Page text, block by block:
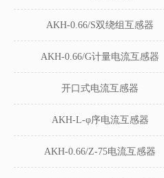
AKH-0.66/S双绕组互感器
AKH-0.66/G计量电流互感器
开口式电流互感器
AKH-L-φ序电流互感器
AKH-0.66/Z-75电流互感器